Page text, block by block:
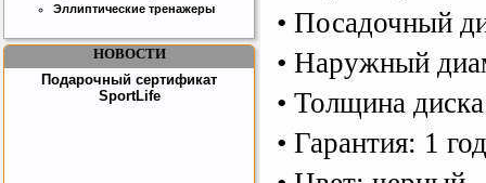
• Посадочный
• Наружный
• Толщина
• Гарантия: 1 год
Эллиптические тренажеры
НОВОСТИ
Подарочный сертификат
SportLife